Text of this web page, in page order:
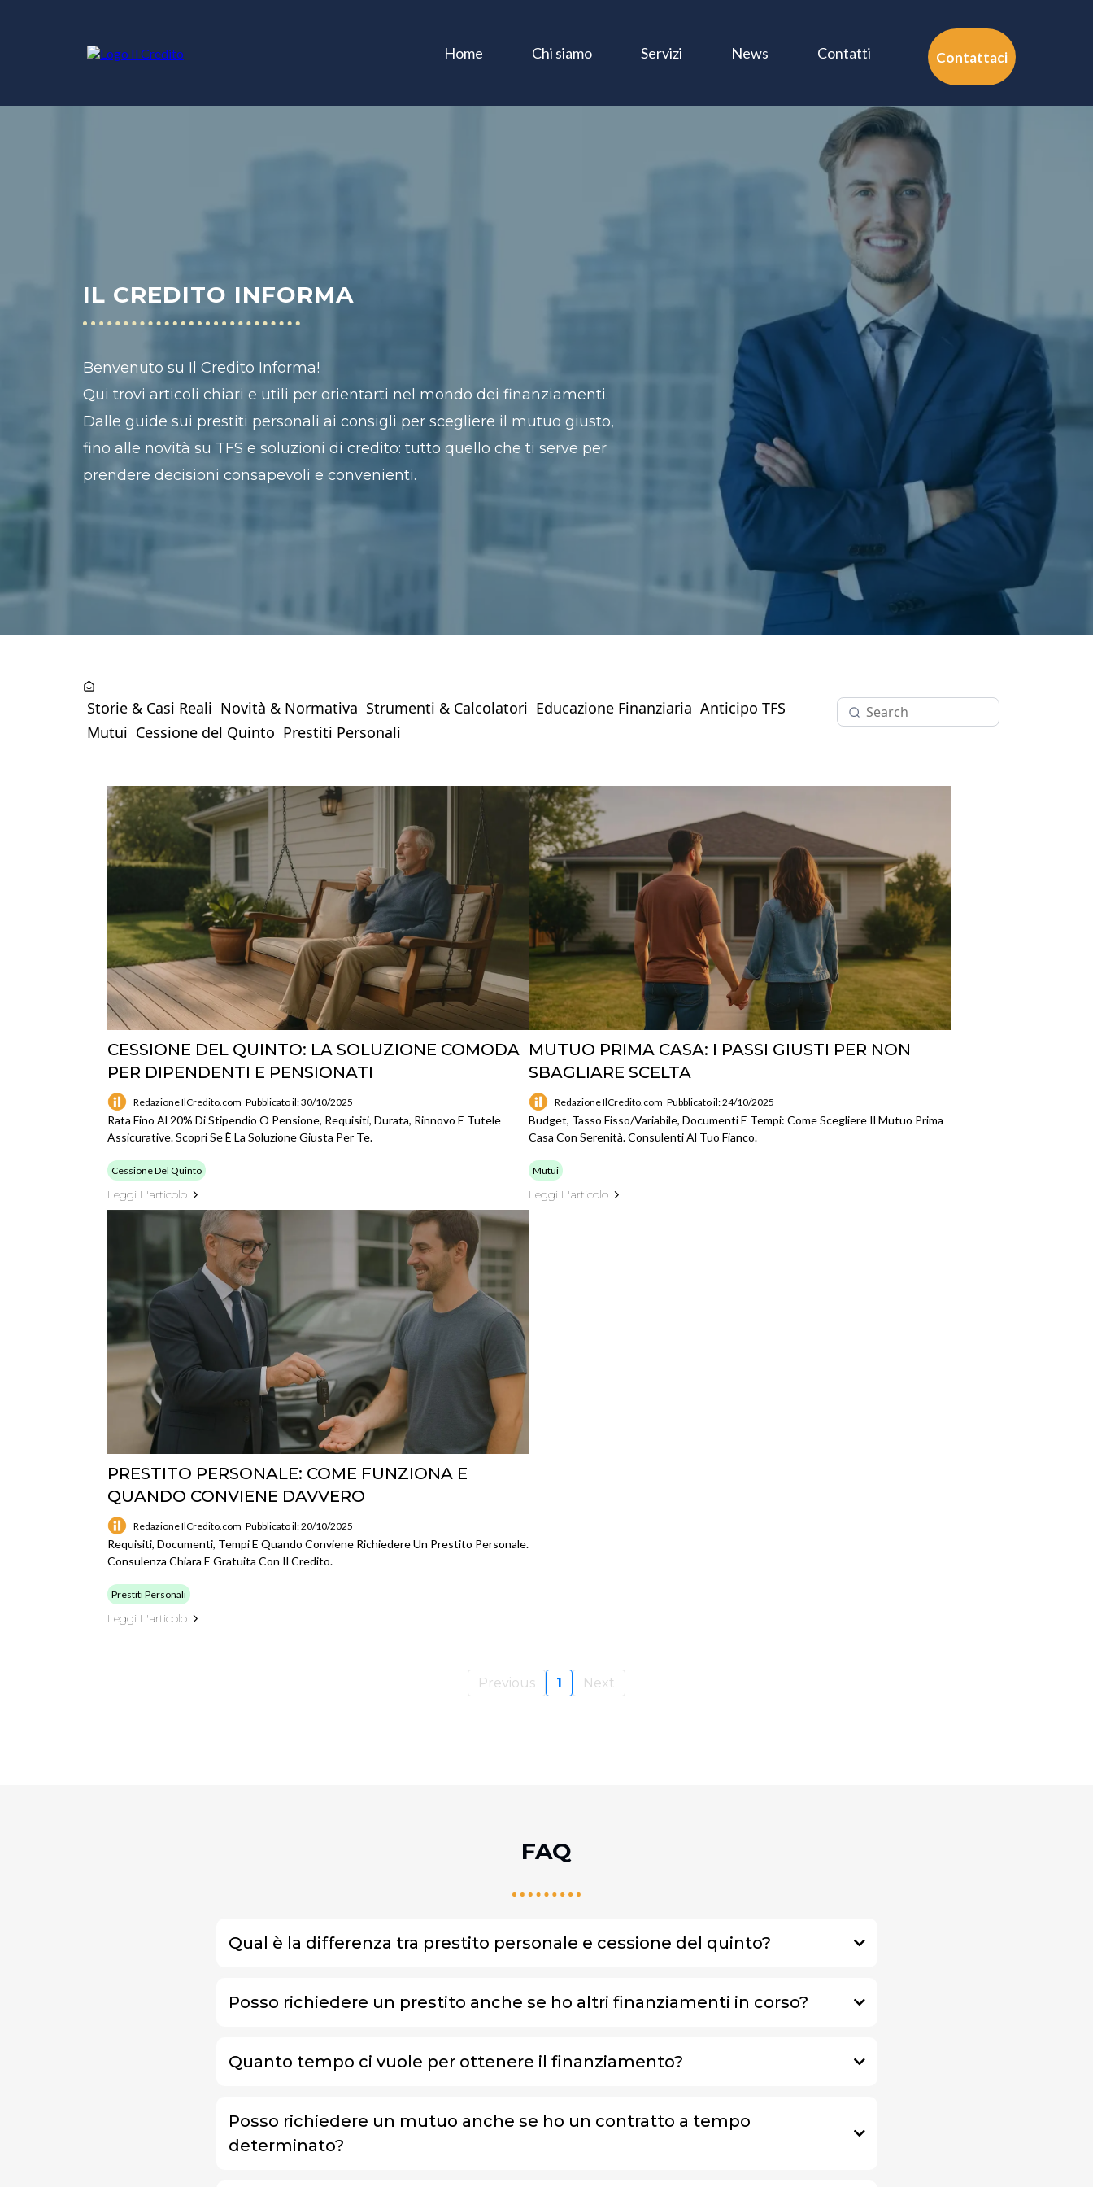
Home Chi siamo Servizi News Contatti Contattaci
IL CREDITO INFORMA
Benvenuto su Il Credito Informa!
Qui trovi articoli chiari e utili per orientarti nel mondo dei finanziamenti.
Dalle guide sui prestiti personali ai consigli per scegliere il mutuo giusto,
fino alle novità su TFS e soluzioni di credito: tutto quello che ti serve per
prendere decisioni consapevoli e convenienti.
Storie & Casi Reali Novità & Normativa Strumenti & Calcolatori Educazione Finanziaria Anticipo TFS
Mutui Cessione del Quinto Prestiti Personali
CESSIONE DEL QUINTO: LA SOLUZIONE COMODA
PER DIPENDENTI E PENSIONATI
Redazione IlCredito.com Pubblicato il: 30/10/2025
Rata Fino Al 20% Di Stipendio O Pensione, Requisiti, Durata, Rinnovo E Tutele
Assicurative. Scopri Se È La Soluzione Giusta Per Te.
Cessione Del Quinto
Leggi L'articolo
MUTUO PRIMA CASA: I PASSI GIUSTI PER NON
SBAGLIARE SCELTA
Redazione IlCredito.com Pubblicato il: 24/10/2025
Budget, Tasso Fisso/variabile, Documenti E Tempi: Come Scegliere Il Mutuo Prima
Casa Con Serenità. Consulenti Al Tuo Fianco.
Mutui
Leggi L'articolo
PRESTITO PERSONALE: COME FUNZIONA E
QUANDO CONVIENE DAVVERO
Redazione IlCredito.com Pubblicato il: 20/10/2025
Requisiti, Documenti, Tempi E Quando Conviene Richiedere Un Prestito Personale.
Consulenza Chiara E Gratuita Con Il Credito.
Prestiti Personali
Leggi L'articolo
Previous 1 Next
FAQ
Qual è la differenza tra prestito personale e cessione del quinto?
Posso richiedere un prestito anche se ho altri finanziamenti in corso?
Quanto tempo ci vuole per ottenere il finanziamento?
Posso richiedere un mutuo anche se ho un contratto a tempo
determinato?